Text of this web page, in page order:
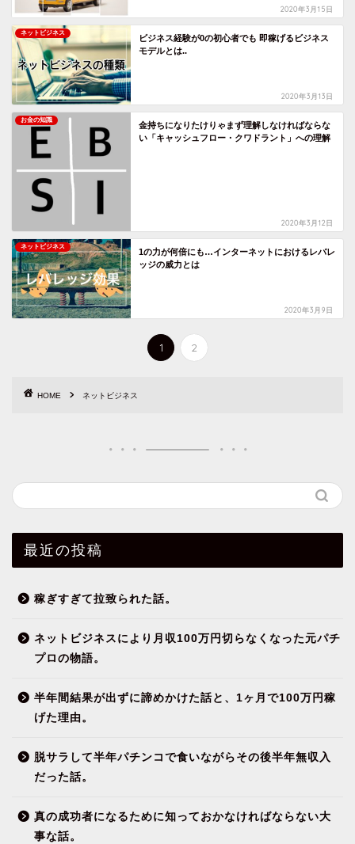
2020年3月15日
ネットビジネス
ビジネス経験が0の初心者でも 即稼げるビジネス
モデルとは..
2020年3月13日
お金の知識
金持ちになりたけりゃまず理解しなければならな
い「キャッシュフロー・クワドラント」への理解
2020年3月12日
ネットビジネス
1の力が何倍にも…インターネットにおけるレバレ
ッジの威力とは
2020年3月9日
1 2
HOME ネットビジネス
最近の投稿
稼ぎすぎて拉致られた話。
ネットビジネスにより月収100万円切らなくなった元パチ
プロの物語。
半年間結果が出ずに諦めかけた話と、1ヶ月で100万円稼
げた理由。
脱サラして半年パチンコで食いながらその後半年無収入
だった話。
真の成功者になるために知っておかなければならない大
事な話。